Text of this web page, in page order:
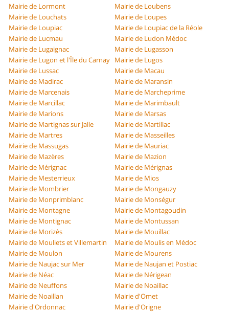
Mairie de Lormont
Mairie de Loubens
Mairie de Louchats
Mairie de Loupes
Mairie de Loupiac
Mairie de Loupiac de la Réole
Mairie de Lucmau
Mairie de Ludon Médoc
Mairie de Lugaignac
Mairie de Lugasson
Mairie de Lugon et l'Île du Carnay Mairie de Lugos
Mairie de Lussac
Mairie de Macau
Mairie de Madirac
Mairie de Maransin
Mairie de Marcenais
Mairie de Marcheprime
Mairie de Marcillac
Mairie de Marimbault
Mairie de Marions
Mairie de Marsas
Mairie de Martignas sur Jalle
Mairie de Martillac
Mairie de Martres
Mairie de Masseilles
Mairie de Massugas
Mairie de Mauriac
Mairie de Mazères
Mairie de Mazion
Mairie de Mérignac
Mairie de Mérignas
Mairie de Mesterrieux
Mairie de Mios
Mairie de Mombrier
Mairie de Mongauzy
Mairie de Monprimblanc
Mairie de Monségur
Mairie de Montagne
Mairie de Montagoudin
Mairie de Montignac
Mairie de Montussan
Mairie de Morizès
Mairie de Mouillac
Mairie de Mouliets et Villemartin
Mairie de Moulis en Médoc
Mairie de Moulon
Mairie de Mourens
Mairie de Naujac sur Mer
Mairie de Naujan et Postiac
Mairie de Néac
Mairie de Nérigean
Mairie de Neuffons
Mairie de Noaillac
Mairie de Noaillan
Mairie d'Omet
Mairie d'Ordonnac
Mairie d'Origne